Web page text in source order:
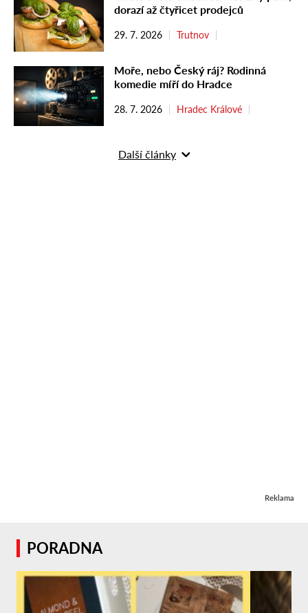
dorazí až čtyřicet prodejců
29. 7. 2026 Trutnov
Moře, nebo Český ráj? Rodinná
komedie míří do Hradce
28. 7. 2026 Hradec Králové
Další články
Reklama
PORADNA